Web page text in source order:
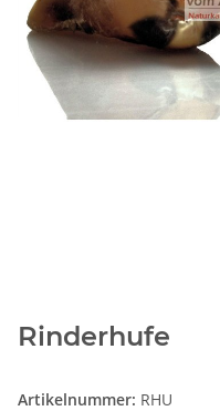
Rinderhufe
Artikelnummer: RHU